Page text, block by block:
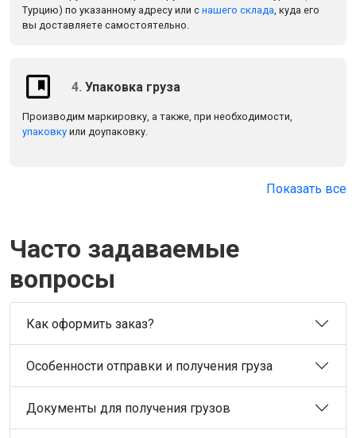
Турцию) по указанному адресу или с нашего склада, куда его
вы доставляете самостоятельно.
4. Упаковка груза
Производим маркировку, а также, при необходимости,
упаковку или доупаковку.
Показать все
Часто задаваемые
вопросы
Как оформить заказ?
Особенности отправки и получения груза
Документы для получения грузов